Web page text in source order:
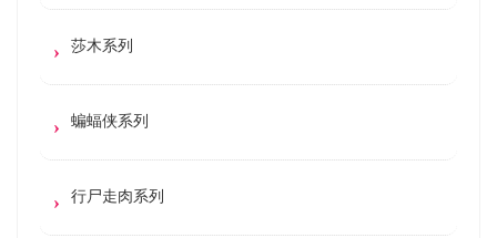
莎木系列
蝙蝠侠系列
行尸走肉系列